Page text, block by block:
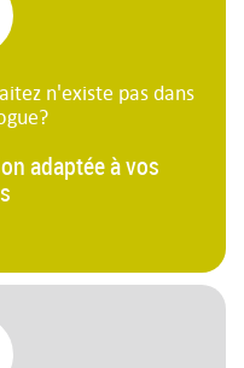
n'existe pas dans
adaptée à vos